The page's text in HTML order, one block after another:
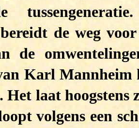
de weg
de
Karl Mannheim
laat hoogstens
volgens een